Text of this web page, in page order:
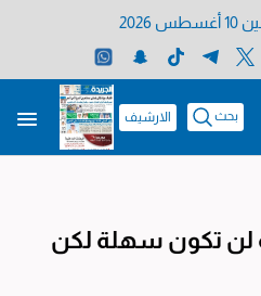
2026
بحث الارشيف
لن تكون سهلة لكن